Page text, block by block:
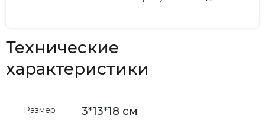
Технические
характеристики
Размер 3*13*18 см